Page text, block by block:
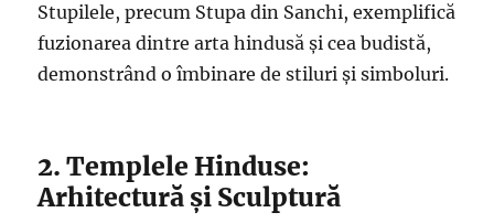
Stupilele, precum Stupa din Sanchi, exemplifică
fuzionarea dintre arta hindusă și cea budistă,
demonstrând o îmbinare de stiluri și simboluri.
2. Templele Hinduse:
Arhitectură și Sculptură